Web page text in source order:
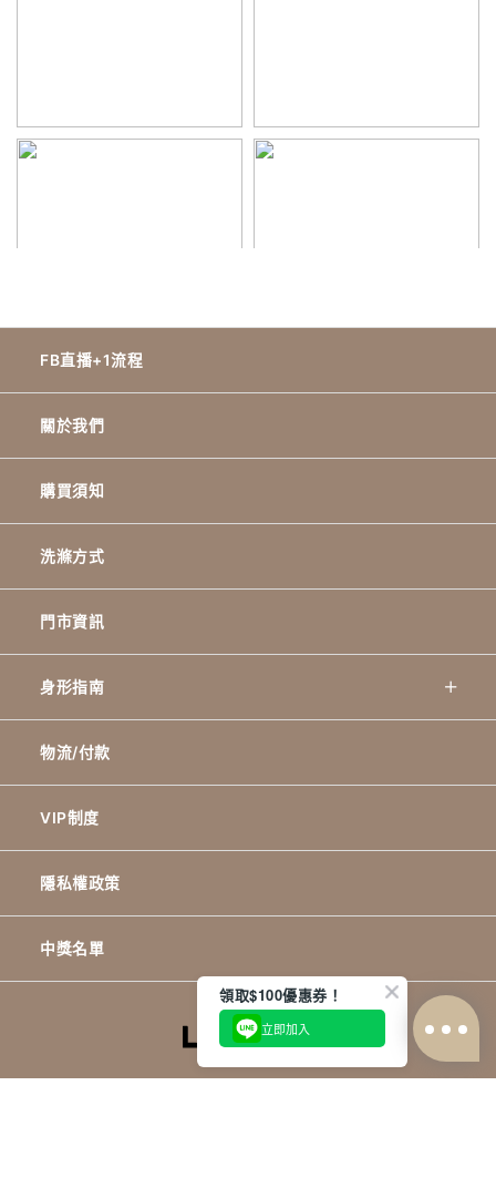
FB直播+1流程
關於我們
購買須知
洗滌方式
門市資訊
身形指南
物流/付款
VIP制度
隱私權政策
中獎名單
領取$100優惠券！
立即加入